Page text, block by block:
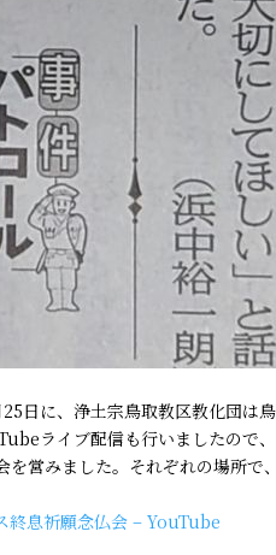
日に、浄土宗鳥取教区教化団は
ライブ配信も行いましたので
営みました。それぞれの場所で
息祈願念仏会 – YouTube